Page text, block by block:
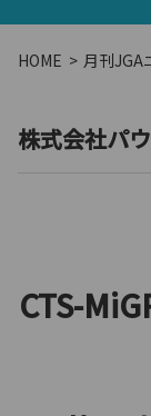
HOME 月刊JGA
株式会社パ
CTS-